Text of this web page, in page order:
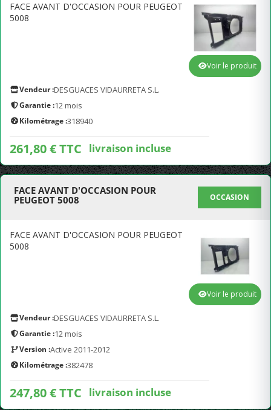
FACE AVANT D'OCCASION POUR PEUGEOT
5008
Vendeur :DESGUACES VIDAURRETA S.L.
Garantie :12 mois
Kilométrage :318940
261,80 € TTC livraison incluse
Voir le produit
FACE AVANT D'OCCASION POUR
PEUGEOT 5008
OCCASION
FACE AVANT D'OCCASION POUR PEUGEOT
5008
Vendeur :DESGUACES VIDAURRETA S.L.
Garantie :12 mois
Version :Active 2011-2012
Kilométrage :382478
247,80 € TTC livraison incluse
Voir le produit